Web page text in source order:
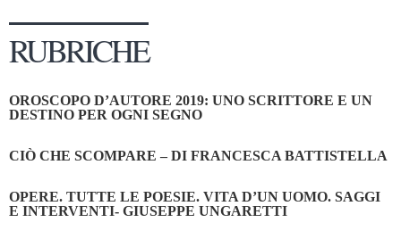
RUBRICHE
OROSCOPO D’AUTORE 2019: UNO SCRITTORE E UN
DESTINO PER OGNI SEGNO
CIÒ CHE SCOMPARE – DI FRANCESCA BATTISTELLA
OPERE. TUTTE LE POESIE. VITA D’UN UOMO. SAGGI
E INTERVENTI- GIUSEPPE UNGARETTI